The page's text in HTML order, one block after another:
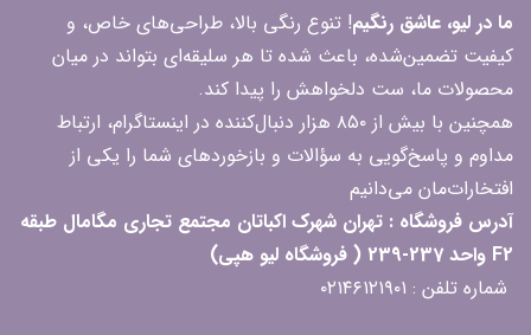
ما در لیو، عاشق رنگیم! تنوع رنگی بالا، طراحی‌های خاص، و
کیفیت تضمین‌شده، باعث شده تا هر سلیقه‌ای بتواند در میان
محصولات ما، ست دلخواهش را پیدا کند.
همچنین با بیش از ۸۵۰ هزار دنبال‌کننده در اینستاگرام، ارتباط
مداوم و پاسخ‌گویی به سؤالات و بازخوردهای شما را یکی از
افتخارات‌مان می‌دانیم
آدرس فروشگاه : تهران شهرک اکباتان مجتمع تجاری مگامال طبقه
F2 واحد 237-239 ( فروشگاه لیو هپی)
شماره تلفن : ۰۲۱۴۶۱۲۱۹۰۱